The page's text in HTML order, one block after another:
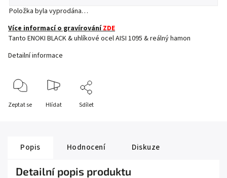
Položka byla vyprodána…
Více informací o gravírováníZDE
Tanto ENOKI BLACK & uhlíkové ocel AISI 1095 & reálný hamon
Detailní informace
Zeptat se Hlídat Sdílet
Popis Hodnocení Diskuze
Detailní popis produktu